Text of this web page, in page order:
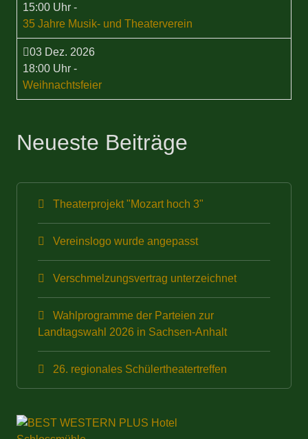
15:00 Uhr -
35 Jahre Musik- und Theaterverein
03 Dez. 2026
18:00 Uhr -
Weihnachtsfeier
Neueste Beiträge
Theaterprojekt "Mozart hoch 3"
Vereinslogo wurde angepasst
Verschmelzungsvertrag unterzeichnet
Wahlprogramme der Parteien zur
Landtagswahl 2026 in Sachsen-Anhalt
26. regionales Schülertheatertreffen